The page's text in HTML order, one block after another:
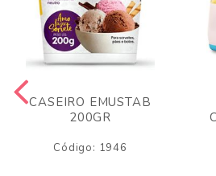
CASEIRO EMUSTAB
200GR
Código: 1946